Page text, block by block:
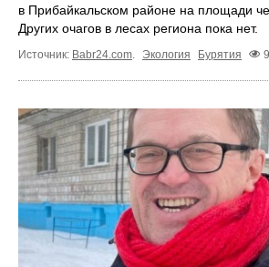
в Прибайкальском районе на площади
Других очагов в лесах региона пока нет.
Источник: Babr24.com Экология Бурятия